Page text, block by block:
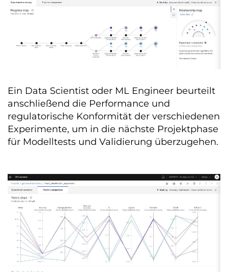
Ein Data Scientist oder ML Engineer beurteilt
anschließend die Performance und
regulatorische Konformität der verschiedenen
Experimente, um in die nächste Projektphase
für Modelltests und Validierung überzugehen.